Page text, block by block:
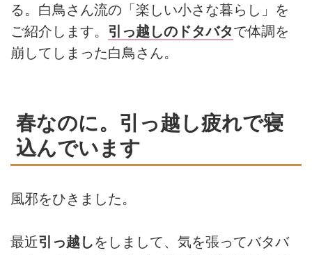
る。白鳥さん流の「楽しい小さな暮らし」を
ご紹介します。 引っ越しのドタバタで体調を
崩してしまった白鳥さん。
春なのに。引っ越し疲れで寝
込んでいます
風邪をひきました。
最近引っ越しをしまして、気を張ってバタバ